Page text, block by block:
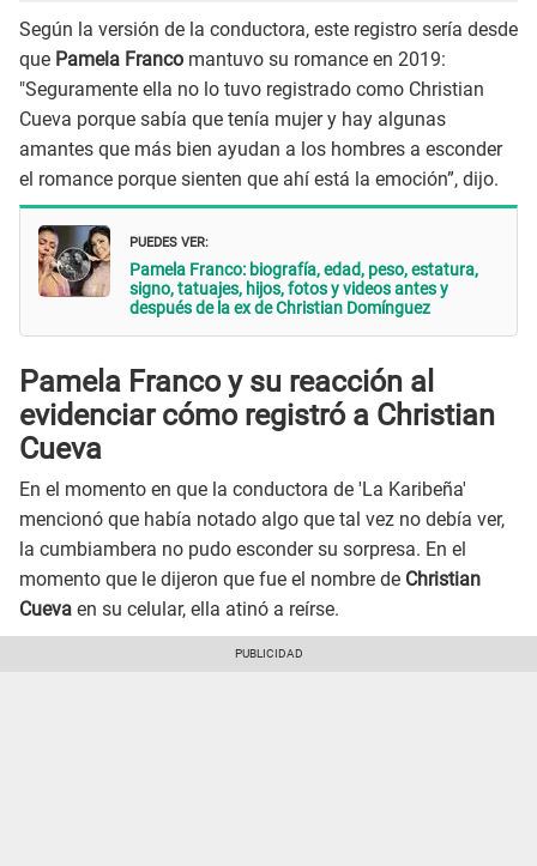
Según la versión de la conductora, este registro sería desde
que Pamela Franco mantuvo su romance en 2019:
"Seguramente ella no lo tuvo registrado como Christian
Cueva porque sabía que tenía mujer y hay algunas
amantes que más bien ayudan a los hombres a esconder
el romance porque sienten que ahí está la emoción”, dijo.
PUEDES VER:
Pamela Franco: biografía, edad, peso, estatura,
signo, tatuajes, hijos, fotos y videos antes y
después de la ex de Christian Domínguez
Pamela Franco y su reacción al
evidenciar cómo registró a Christian
Cueva
En el momento en que la conductora de 'La Karibeña'
mencionó que había notado algo que tal vez no debía ver,
la cumbiambera no pudo esconder su sorpresa. En el
momento que le dijeron que fue el nombre de Christian
Cueva en su celular, ella atinó a reírse.